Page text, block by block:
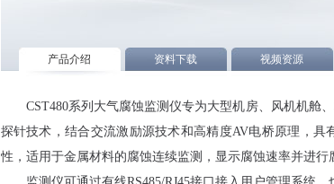
产品介绍 资料下载 视频资源
CST480系列大气腐蚀监测仪专为大型机房、风机机舱
探针技术，结合交流激励源技术和高精度AV电桥原理，
性，适用于金属材料的腐蚀连续监测，显示腐蚀速率并进行